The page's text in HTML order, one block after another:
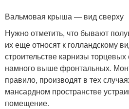
Вальмовая крыша — вид сверху
Нужно отметить, что бывают
их еще относят к голландскому
строительстве карнизы
намного выше фронтальных.
правило, производят в тех
мансардном пространстве
помещение.